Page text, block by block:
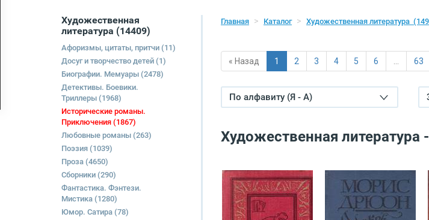
Художественная
литература (14409)
Афоризмы, цитаты, притчи (11)
Досуг и творчество детей (1)
Биографии. Мемуары (2478)
Детективы. Боевики.
Триллеры (1968)
Исторические романы.
Приключения (1867)
Любовные романы (263)
Поэзия (1039)
Проза (4650)
Сборники (290)
Фантастика. Фэнтези.
Мистика (1280)
Юмор. Сатира (78)
Главная Каталог Художественная литература
« Назад 1 2 3 4 5 6 63
По алфавиту (Я - А)
Художественная